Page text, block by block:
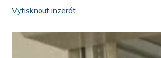
Vytisknout inzerát